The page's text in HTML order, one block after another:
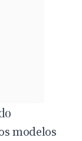
modelos